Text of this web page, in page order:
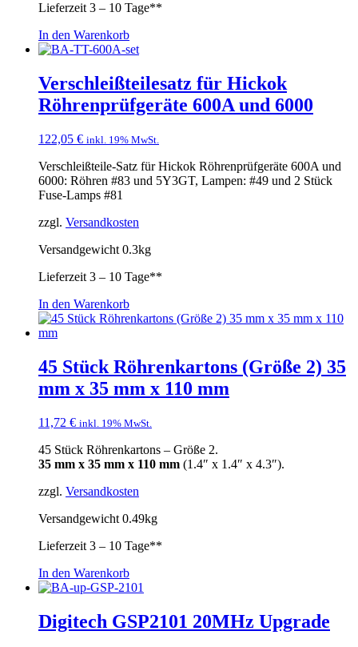
Lieferzeit 3 – 10 Tage**
In den Warenkorb
Verschleißteilesatz für Hickok
Röhrenprüfgeräte 600A und 6000
122,05 € inkl. 19% MwSt.
Verschleißteile-Satz für Hickok Röhrenprüfgeräte 600A und
6000: Röhren #83 und 5Y3GT, Lampen: #49 und 2 Stück
Fuse-Lamps #81
zzgl. Versandkosten
Versandgewicht 0.3kg
Lieferzeit 3 – 10 Tage**
In den Warenkorb
45 Stück Röhrenkartons (Größe 2) 35
mm x 35 mm x 110 mm
11,72 € inkl. 19% MwSt.
45 Stück Röhrenkartons – Größe 2.
35 mm x 35 mm x 110 mm (1.4″ x 1.4″ x 4.3″).
zzgl. Versandkosten
Versandgewicht 0.49kg
Lieferzeit 3 – 10 Tage**
In den Warenkorb
Digitech GSP2101 20MHz Upgrade